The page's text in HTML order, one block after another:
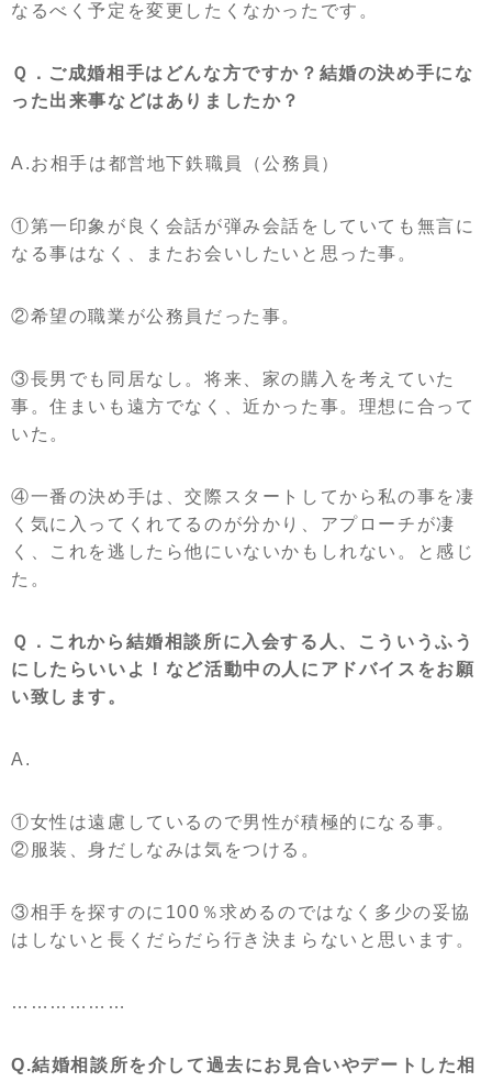
なるべく予定を変更したくなかったです。
Ｑ．ご成婚相手はどんな方ですか？結婚の決め手にな
った出来事などはありましたか？
A.お相手は都営地下鉄職員（公務員）
①第一印象が良く会話が弾み会話をしていても無言に
なる事はなく、またお会いしたいと思った事。
②希望の職業が公務員だった事。
③長男でも同居なし。将来、家の購入を考えていた
事。住まいも遠方でなく、近かった事。理想に合って
いた。
④一番の決め手は、交際スタートしてから私の事を凄
く気に入ってくれてるのが分かり、アプローチが凄
く、これを逃したら他にいないかもしれない。と感じ
た。
Ｑ．これから結婚相談所に入会する人、こういうふう
にしたらいいよ！など活動中の人にアドバイスをお願
い致します。
A.
①女性は遠慮しているので男性が積極的になる事。
②服装、身だしなみは気をつける。
③相手を探すのに100％求めるのではなく多少の妥協
はしないと長くだらだら行き決まらないと思います。
………………
Q.結婚相談所を介して過去にお見合いやデートした相